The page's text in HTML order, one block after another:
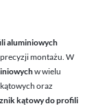
aluminiowych
montażu. W
w wielu
oraz
kątowy do profili